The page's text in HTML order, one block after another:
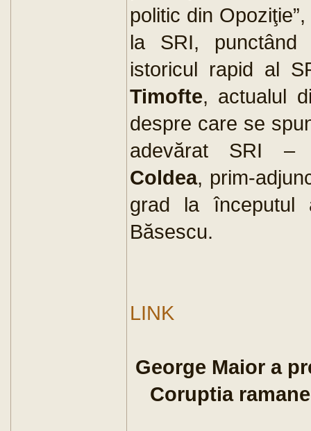
politic din
la SRI,
istoricul rapid al
Timofte, actualul
despre care se
adevărat SRI –
Coldea, prim-
grad la începutul
Băsescu.
LINK
George Maior a
Coruptia